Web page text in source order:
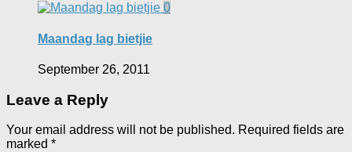
0
Maandag lag bietjie
September 26, 2011
Leave a Reply
Your email address will not be published. Required fields are
marked *